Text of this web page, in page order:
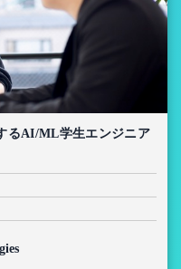
るAI/ML学生エンジニア